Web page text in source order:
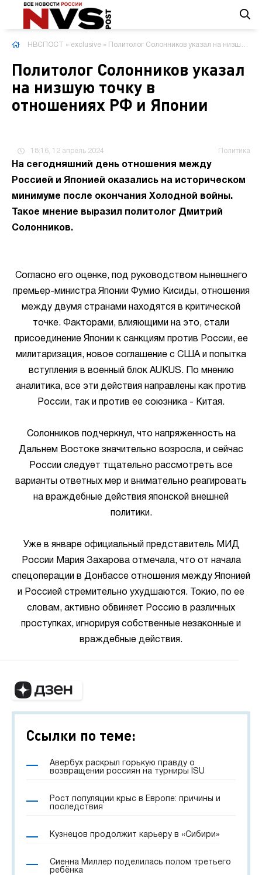
НВСПОСТ » exclusive » Политолог Солонников указал на низшую точку в отношениях РФ и Японии
Политолог Солонников указал
на низшую точку в
отношениях РФ и Японии
18:16, 12 апрель 2024 Политика
На сегодняшний день отношения между
Россией и Японией оказались на историческом
минимуме после окончания Холодной войны.
Такое мнение выразил политолог Дмитрий
Солонников.
Согласно его оценке, под руководством нынешнего
премьер-министра Японии Фумио Кисиды, отношения
между двумя странами находятся в критической
точке. Факторами, влияющими на это, стали
присоединение Японии к санкциям против России, ее
милитаризация, новое соглашение с США и попытка
вступления в военный блок AUKUS. По мнению
аналитика, все эти действия направлены как против
России, так и против ее союзника - Китая.
Солонников подчеркнул, что напряженность на
Дальнем Востоке значительно возросла, и сейчас
России следует тщательно рассмотреть все
варианты ответных мер и внимательно реагировать
на враждебные действия японской внешней
политики.
Уже в январе официальный представитель МИД
России Мария Захарова отмечала, что от начала
спецоперации в Донбассе отношения между Японией
и Россией стремительно ухудшаются. Токио, по ее
словам, активно обвиняет Россию в различных
проступках, игнорируя собственные незаконные и
враждебные действия.
Ссылки по теме:
Авербух раскрыл горькую правду о
возвращении россиян на турниры ISU
Рост популяции крыс в Европе: причины и
последствия
Кузнецов продолжит карьеру в «Сибири»
Сиенна Миллер поделилась полом третьего
ребёнка